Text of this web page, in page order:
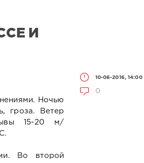
И
10-06-2016, 14:00
0
Ночью
гроза. Ветер
15-20 м/
Во второй